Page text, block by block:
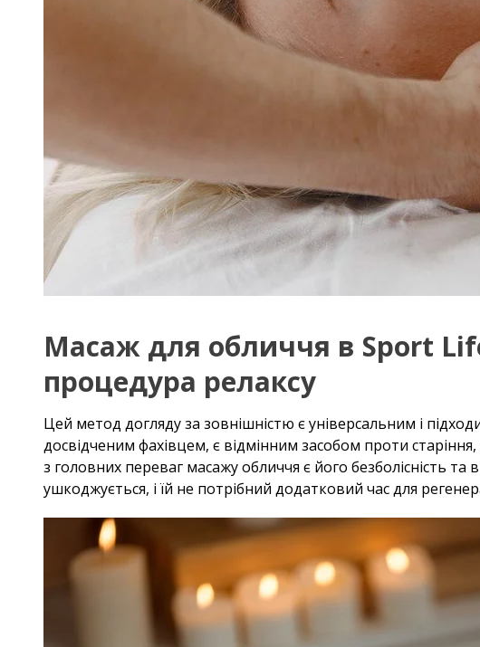
Масаж для обличчя в Sport
процедура релаксу
Цей метод догляду за зовнішністю є універсальним і
досвідченим фахівцем, є відмінним засобом проти
з головних переваг масажу обличчя є його безболісність та
ушкоджується, і їй не потрібний додатковий час для